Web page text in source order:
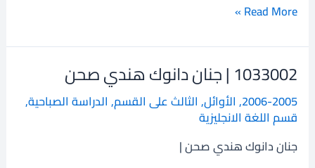
Read More »
1033002 | جنان دانوك هندي صحن
2006-2005
, الأوائل, الثالث على القسم, الدراسة الصباحية,
قسم اللغة الانجليزية
جنان دانوك هندي صحن |
1033002
جنان
دانوك
هندي
صحن